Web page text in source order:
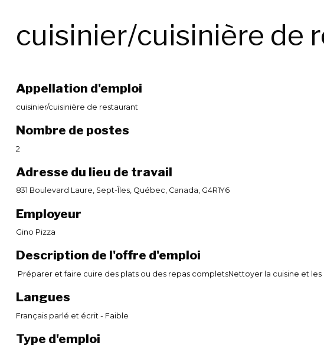
cuisinier/cuisinière de
Appellation d'emploi
cuisinier/cuisinière de restaurant
Nombre de postes
2
Adresse du lieu de travail
831 Boulevard Laure, Sept-Îles, Québec, Canada, G4R1Y6
Employeur
Gino Pizza
Description de l'offre d'emploi
Préparer et faire cuire des plats ou des repas completsNettoyer la cuisine et les
Langues
Français parlé et écrit - Faible
Type d'emploi